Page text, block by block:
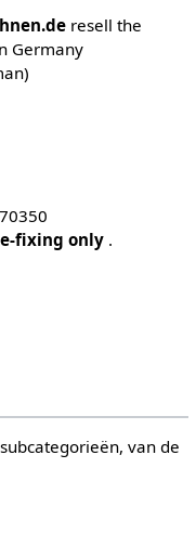
resell the
Germany
fixing only.
van de